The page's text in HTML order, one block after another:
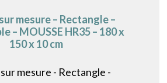
mesure – Rectangle –
– MOUSSE HR35 – 180 x
150 x 10 cm
mesure - Rectangle -